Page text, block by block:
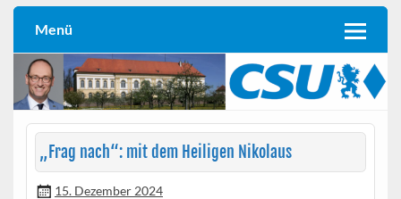
Menü
„ Frag nach“: mit dem Heiligen Nikolaus
15. Dezember 2024